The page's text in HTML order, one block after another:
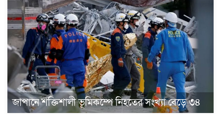
জাপানে শক্তিশালী ভূমিকম্পে নিহতের সংখ্যা বেড়ে ৩৪